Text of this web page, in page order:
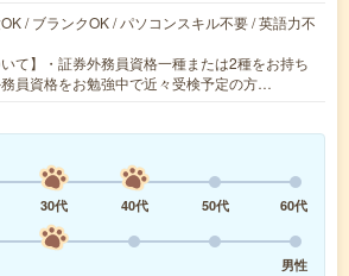
/ ブランクOK / パソコンスキル不要 / 英語力不
いて】・証券外務員資格一種または2種をお持ち
員資格をお勉強中で近々受検予定の方…
30代 40代 50代
60代
男性